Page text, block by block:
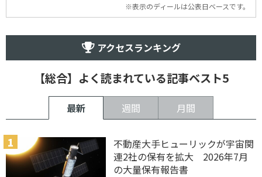
※表示のディールは公表日ベースです。
アクセスランキング
【総合】よく読まれている記事ベスト5
最新 週間 月間
不動産大手ヒューリックが宇宙関
連2社の保有を拡大 2026年7月
の大量保有報告書